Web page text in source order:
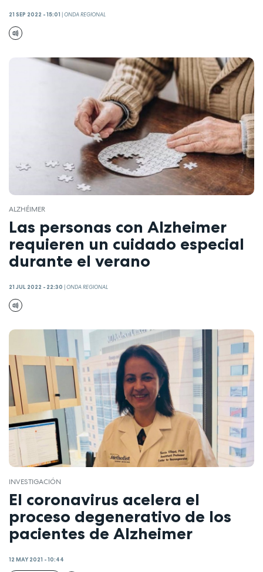
21 SEP 2022 - 15:01 |ONDA REGIONAL
ALZHÉIMER
Las personas con Alzheimer
requieren un cuidado especial
durante el verano
21 JUL 2022 - 22:30 |ONDA REGIONAL
INVESTIGACIÓN
El coronavirus acelera el
proceso degenerativo de los
pacientes de Alzheimer
12 MAY 2021 - 10:44